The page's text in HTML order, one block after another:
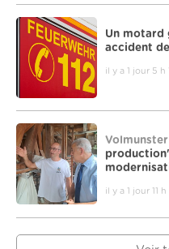
Un motard
accident
il y a 1 jour 5 h
Volmunster
il y a 1 jour 11